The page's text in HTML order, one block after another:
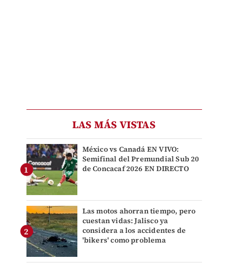
LAS MÁS VISTAS
México vs Canadá EN VIVO:
Semifinal del Premundial Sub 20
de Concacaf 2026 EN DIRECTO
Las motos ahorran tiempo, pero
cuestan vidas: Jalisco ya
considera a los accidentes de
'bikers' como problema